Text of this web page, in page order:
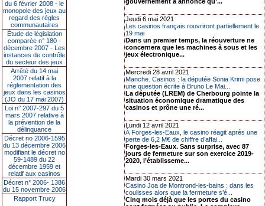
du 6 février 2008 - le
monopole des jeux au
regard des règles
communautaires
Étude de législation
comparée n° 180 -
décembre 2007 - Les
instances de contrôle
du secteur des jeux
Arrêté du 14 mai
2007 relatif à la
réglementation des
jeux dans les casinos
(JO du 17 mai 2007)
Loi n° 2007-297 du 5
mars 2007 relative à
la prévention de la
délinquance
Décret no 2006-1595
du 13 décembre 2006
modifiant le décret no
59-1489 du 22
décembre 1959 et
relatif aux casinos
Décret n° 2006- 1386
du 15 novembre 2006
Rapport Trucy
Jeudi 6 mai 2021
Les casinos français rouvriront partiellement le
19 mai
Dans un premier temps, la réouverture ne
concernera que les machines à sous et les
jeux électronique...
Mercredi 28 avril 2021
Manche. Casinos : la députée Sonia Krimi pose
une question écrite à Bruno Le Mai...
La députée (LREM) de Cherbourg pointe la
situation économique dramatique des
casinos et prône une ré...
Lundi 12 avril 2021
À Forges-les-Eaux, le casino réagit après une
perte de 6,2 M€ de chiffre d’affai...
Forges-les-Eaux. Sans surprise, avec 87
jours de fermeture sur son exercice 2019-
2020, l’établisseme...
Mardi 30 mars 2021
Casino Joa de Montrond-les-bains : dans les
coulisses alors que la fermeture s’é...
Cinq mois déjà que les portes du casino